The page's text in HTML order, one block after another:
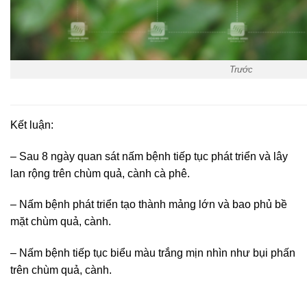
Trước
Kết luận:
– Sau 8 ngày quan sát nấm bệnh tiếp tục phát triển và lây
lan rộng trên chùm quả, cành cà phê.
– Nấm bệnh phát triển tạo thành mảng lớn và bao phủ bề
mặt chùm quả, cành.
– Nấm bệnh tiếp tục biểu màu trắng mịn nhìn như bụi phấn
trên chùm quả, cành.